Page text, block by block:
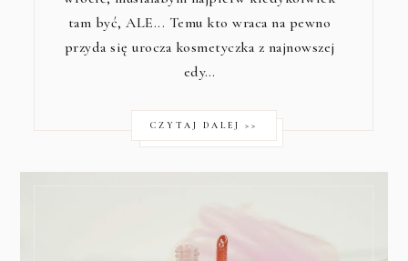
tam być, ALE... Temu kto wraca na pewno
przyda się urocza kosmetyczka z najnowszej
edy…
CZYTAJ DALEJ >>